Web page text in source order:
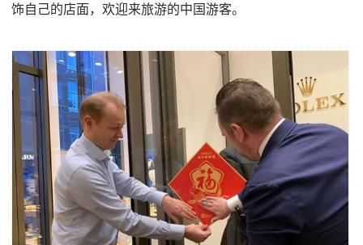
饰自己的店面，欢迎来旅游的中国游客。